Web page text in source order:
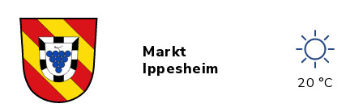
Markt
Ippesheim
20 °C